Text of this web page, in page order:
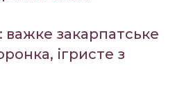
важке закарпатське
ігристе з